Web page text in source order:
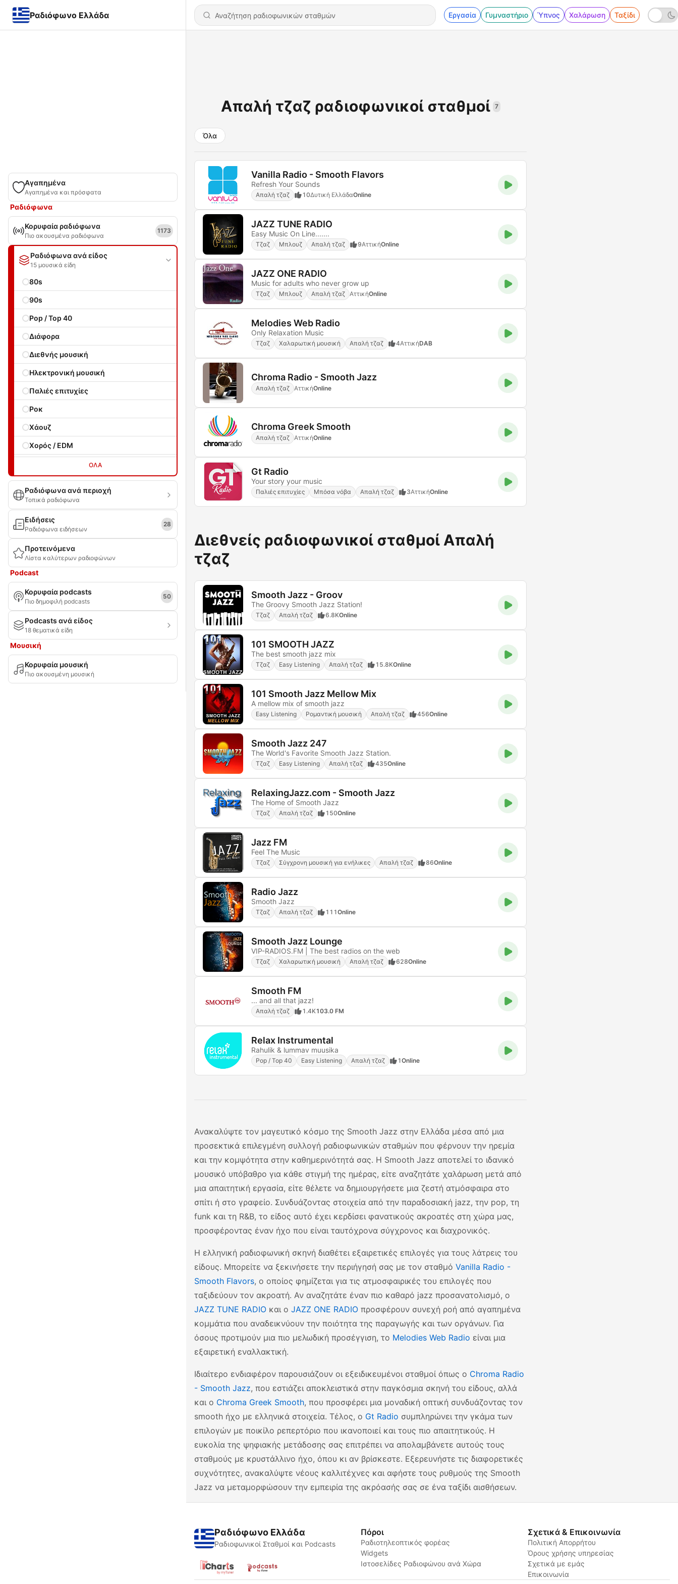
Ραδιόφωνο Ελλάδα Εργασία Γυμναστήριο Ύπνος Χαλάρωση Ταξίδι
Αγαπημένα
Αγαπημένα και πρόσφατα
Ραδιόφωνα
Κορυφαία ραδιόφωνα
Πιο ακουσμένα ραδιόφωνα
1173
Ραδιόφωνα ανά είδος
15 μουσικά είδη
80s
90s
Pop / Top 40
Διάφορα
Διεθνής μουσική
Ηλεκτρονική μουσική
Παλιές επιτυχίες
Ροκ
Χάουζ
Χορός / EDM
ΌΛΑ
Ραδιόφωνα ανά περιοχή
Τοπικά ραδιόφωνα
Ειδήσεις
Ραδιόφωνα ειδήσεων
28
Προτεινόμενα
Λίστα καλύτερων ραδιοφώνων
Podcast
Κορυφαία podcasts
Πιο δημοφιλή podcasts
50
Podcasts ανά είδος
18 θεματικά είδη
Μουσική
Κορυφαία μουσική
Πιο ακουσμένη μουσική
Απαλή τζαζ ραδιοφωνικοί σταθμοί 7
Όλα
Vanilla Radio - Smooth Flavors
Refresh Your Sounds
Απαλή τζαζ 10Δυτική ΕλλάδαOnline
JAZZ TUNE RADIO
Easy Music On Line.......
Τζαζ Μπλουζ Απαλή τζαζ 9ΑττικήOnline
JAZZ ONE RADIO
Music for adults who never grow up
Τζαζ Μπλουζ Απαλή τζαζ ΑττικήOnline
Melodies Web Radio
Only Relaxation Music
Τζαζ Χαλαρωτική μουσική Απαλή τζαζ 4ΑττικήDAB
Chroma Radio - Smooth Jazz
Απαλή τζαζ ΑττικήOnline
Chroma Greek Smooth
Απαλή τζαζ ΑττικήOnline
Gt Radio
Your story your music
Παλιές επιτυχίες Μπόσα νόβα Απαλή τζαζ 3ΑττικήOnline
Διεθνείς ραδιοφωνικοί σταθμοί Απαλή
τζαζ
Smooth Jazz - Groov
The Groovy Smooth Jazz Station!
Τζαζ Απαλή τζαζ 6.8KOnline
101 SMOOTH JAZZ
The best smooth jazz mix
Τζαζ Easy Listening Απαλή τζαζ 15.8KOnline
101 Smooth Jazz Mellow Mix
A mellow mix of smooth jazz
Easy Listening Ρομαντική μουσική Απαλή τζαζ 456Online
Smooth Jazz 247
The World's Favorite Smooth Jazz Station.
Τζαζ Easy Listening Απαλή τζαζ 435Online
RelaxingJazz.com - Smooth Jazz
The Home of Smooth Jazz
Τζαζ Απαλή τζαζ 150Online
Jazz FM
Feel The Music
Τζαζ Σύγχρονη μουσική για ενήλικες Απαλή τζαζ 86Online
Radio Jazz
Smooth Jazz
Τζαζ Απαλή τζαζ 111Online
Smooth Jazz Lounge
VIP-RADIOS.FM | The best radios on the web
Τζαζ Χαλαρωτική μουσική Απαλή τζαζ 628Online
Smooth FM
... and all that jazz!
Απαλή τζαζ 1.4K103.0 FM
Relax Instrumental
Rahulik & lummav muusika
Pop / Top 40 Easy Listening Απαλή τζαζ 1Online
Ανακαλύψτε τον μαγευτικό κόσμο της Smooth Jazz στην Ελλάδα μέσα από μια
προσεκτικά επιλεγμένη συλλογή ραδιοφωνικών σταθμών που φέρνουν την ηρεμία
και την κομψότητα στην καθημερινότητά σας. Η Smooth Jazz αποτελεί το ιδανικό
μουσικό υπόβαθρο για κάθε στιγμή της ημέρας, είτε αναζητάτε χαλάρωση μετά από
μια απαιτητική εργασία, είτε θέλετε να δημιουργήσετε μια ζεστή ατμόσφαιρα στο
σπίτι ή στο γραφείο. Συνδυάζοντας στοιχεία από την παραδοσιακή jazz, την pop, τη
funk και τη R&B, το είδος αυτό έχει κερδίσει φανατικούς ακροατές στη χώρα μας,
προσφέροντας έναν ήχο που είναι ταυτόχρονα σύγχρονος και διαχρονικός.
Η ελληνική ραδιοφωνική σκηνή διαθέτει εξαιρετικές επιλογές για τους λάτρεις του
είδους. Μπορείτε να ξεκινήσετε την περιήγησή σας με τον σταθμό Vanilla Radio -
Smooth Flavors, ο οποίος φημίζεται για τις ατμοσφαιρικές του επιλογές που
ταξιδεύουν τον ακροατή. Αν αναζητάτε έναν πιο καθαρό jazz προσανατολισμό, ο
JAZZ TUNE RADIO και ο JAZZ ONE RADIO προσφέρουν συνεχή ροή από αγαπημένα
κομμάτια που αναδεικνύουν την ποιότητα της παραγωγής και των οργάνων. Για
όσους προτιμούν μια πιο μελωδική προσέγγιση, το Melodies Web Radio είναι μια
εξαιρετική εναλλακτική.
Ιδιαίτερο ενδιαφέρον παρουσιάζουν οι εξειδικευμένοι σταθμοί όπως ο Chroma Radio
- Smooth Jazz, που εστιάζει αποκλειστικά στην παγκόσμια σκηνή του είδους, αλλά
και ο Chroma Greek Smooth, που προσφέρει μια μοναδική οπτική συνδυάζοντας τον
smooth ήχο με ελληνικά στοιχεία. Τέλος, ο Gt Radio συμπληρώνει την γκάμα των
επιλογών με ποικίλο ρεπερτόριο που ικανοποιεί και τους πιο απαιτητικούς. Η
ευκολία της ψηφιακής μετάδοσης σας επιτρέπει να απολαμβάνετε αυτούς τους
σταθμούς με κρυστάλλινο ήχο, όπου κι αν βρίσκεστε. Εξερευνήστε τις διαφορετικές
συχνότητες, ανακαλύψτε νέους καλλιτέχνες και αφήστε τους ρυθμούς της Smooth
Jazz να μεταμορφώσουν την εμπειρία της ακρόασής σας σε ένα ταξίδι αισθήσεων.
Ραδιόφωνο Ελλάδα
Ραδιοφωνικοί Σταθμοί και Podcasts
Πόροι
Ραδιοτηλεοπτικός φορέας
Widgets
Ιστοσελίδες Ραδιοφώνου ανά Χώρα
Σχετικά & Επικοινωνία
Πολιτική Απορρήτου
Όρους χρήσης υπηρεσίας
Σχετικά με εμάς
Επικοινωνία